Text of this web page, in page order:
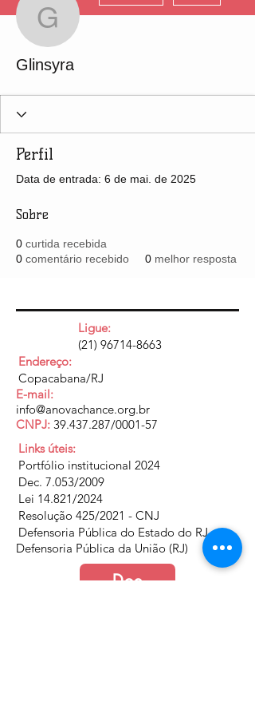
Glinsyra
Glinsyra
Perfil
Data de entrada: 6 de mai. de 2025
Sobre
0 curtida recebida
0 comentário recebido 0 melhor resposta
Ligue:
(21) 96714-8663
Endereço:
Copacabana/RJ
E-mail:
info@anovachance.org.br
CNPJ: 39.437.287/0001-57
Links úteis:
Portfólio institucional 2024
Dec. 7.053/2009
Lei 14.821/2024
Resolução 425/2021 - CNJ
Defensoria Pública do Estado do RJ
Defensoria Pública da União (RJ)
Doe